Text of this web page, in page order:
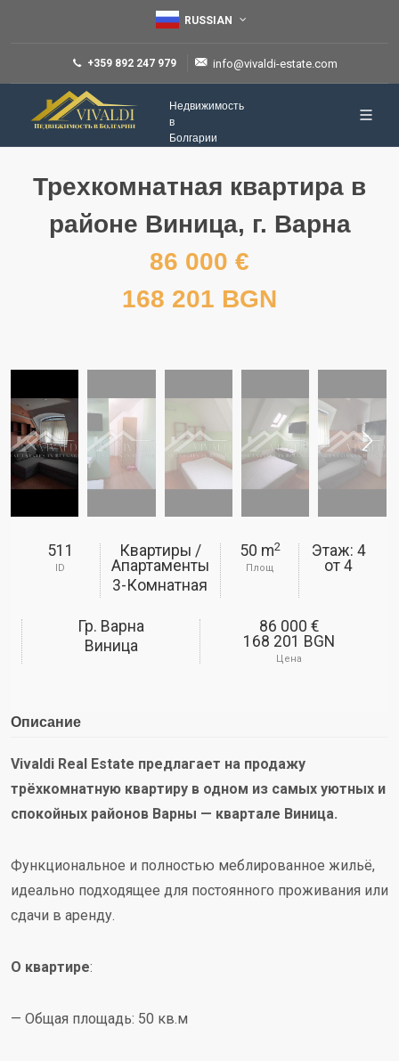
RUSSIAN
+359 892 247 979 info@vivaldi-estate.com
Недвижимость
в
Болгарии
Трехкомнатная квартира в
районе Виница, г. Варна
86 000 €
168 201 BGN
511
ID
Квартиры /
Апартаменты
3-Комнатная
50 m2
Площ
Этаж: 4
от 4
Гр. Варна
Виница
86 000 €
168 201 BGN
Цена
Описание
Vivaldi Real Estate предлагает на продажу
трёхкомнатную квартиру в одном из самых уютных и
спокойных районов Варны — квартале Виница.
Функциональное и полностью меблированное жильё,
идеально подходящее для постоянного проживания или
сдачи в аренду.
О квартире:
— Общая площадь: 50 кв.м